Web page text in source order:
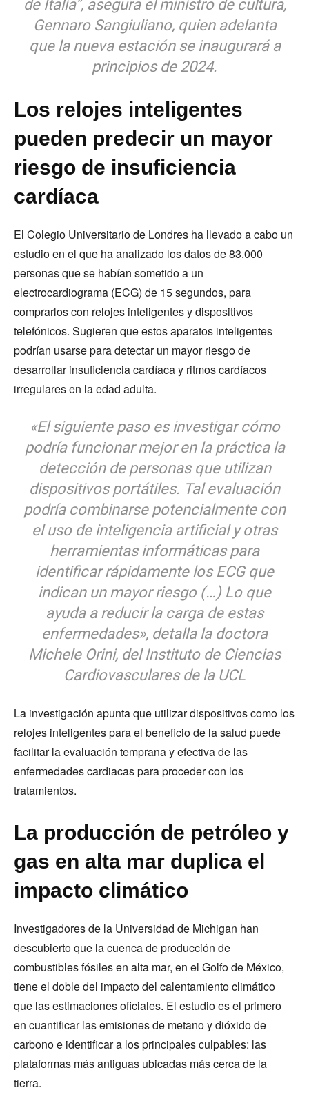
de Italia”, asegura el ministro de cultura,
Gennaro Sangiuliano, quien adelanta
que la nueva estación se inaugurará a
principios de 2024.
Los relojes inteligentes
pueden predecir un mayor
riesgo de insuficiencia
cardíaca
El Colegio Universitario de Londres ha llevado a cabo un
estudio en el que ha analizado los datos de 83.000
personas que se habían sometido a un
electrocardiograma (ECG) de 15 segundos, para
comprarlos con relojes inteligentes y dispositivos
telefónicos. Sugieren que estos aparatos inteligentes
podrían usarse para detectar un mayor riesgo de
desarrollar insuficiencia cardíaca y ritmos cardíacos
irregulares en la edad adulta.
«El siguiente paso es investigar cómo
podría funcionar mejor en la práctica la
detección de personas que utilizan
dispositivos portátiles. Tal evaluación
podría combinarse potencialmente con
el uso de inteligencia artificial y otras
herramientas informáticas para
identificar rápidamente los ECG que
indican un mayor riesgo (…) Lo que
ayuda a reducir la carga de estas
enfermedades», detalla la doctora
Michele Orini, del Instituto de Ciencias
Cardiovasculares de la UCL
La investigación apunta que utilizar dispositivos como los
relojes inteligentes para el beneficio de la salud puede
facilitar la evaluación temprana y efectiva de las
enfermedades cardiacas para proceder con los
tratamientos.
La producción de petróleo y
gas en alta mar duplica el
impacto climático
Investigadores de la Universidad de Michigan han
descubierto que la cuenca de producción de
combustibles fósiles en alta mar, en el Golfo de México,
tiene el doble del impacto del calentamiento climático
que las estimaciones oficiales. El estudio es el primero
en cuantificar las emisiones de metano y dióxido de
carbono e identificar a los principales culpables: las
plataformas más antiguas ubicadas más cerca de la
tierra.